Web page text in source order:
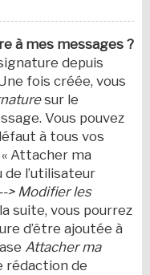
à mes messages ?
depuis
fois créée, vous
sur le
Vous pouvez
à tous vos
Attacher ma
de l’utilisateur
> Modifier les
suite, vous pourrez
d’être ajoutée à
Attacher ma
rédaction de